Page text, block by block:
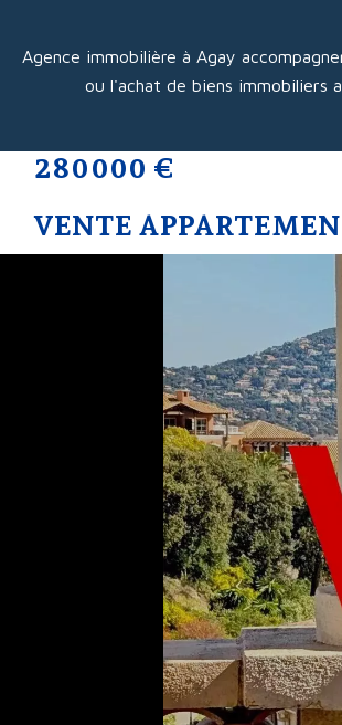
Agence immobilière à Agay
ou l'achat de biens immobiliers
VENTE
280 000 €